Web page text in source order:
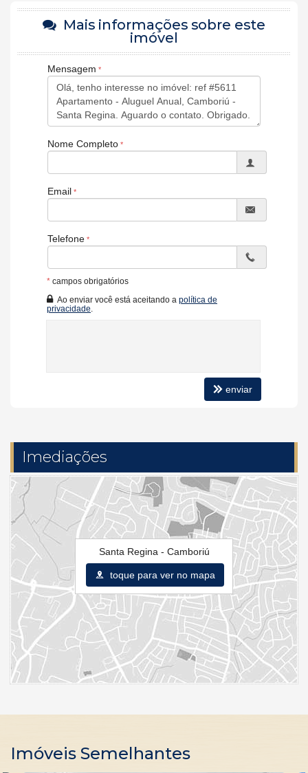
*Aceita garantia de seguro-fiança ou caução.
Mais informações sobre este
imóvel
Mensagem
Nome Completo
Email
Telefone
* campos obrigatórios
Ao enviar você está aceitando a política de
privacidade
enviar
Imediações
Santa Regina - Camboriú
toque para ver no mapa
Imóveis Semelhantes